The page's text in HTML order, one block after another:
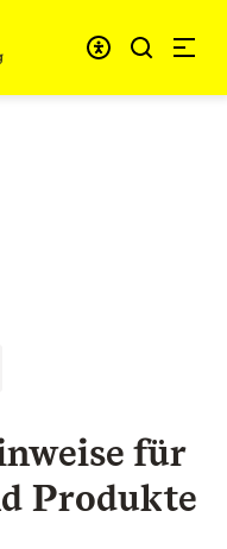
für
Produkte